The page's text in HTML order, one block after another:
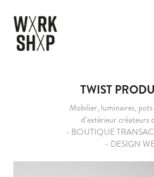
TWIST
Mobilier, luminaires,
d’extérieur créateurs
- BOUTIQUE
- DESIGN